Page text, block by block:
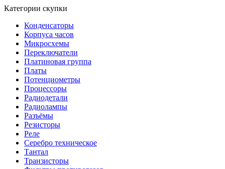
Категории скупки
Конденсаторы
Корпуса часов
Микросхемы
Переключатели
Платиновая группа
Платы
Потенциометры
Процессоры
Радиодетали
Радиолампы
Разъёмы
Резисторы
Реле
Серебро техническое
Тантал
Транзисторы